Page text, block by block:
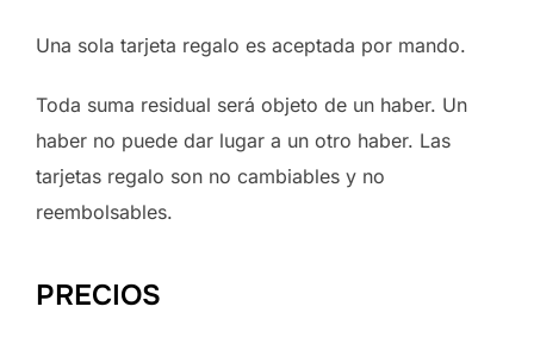
Una sola tarjeta regalo es aceptada por mando.
Toda suma residual será objeto de un haber. Un
haber no puede dar lugar a un otro haber. Las
tarjetas regalo son no cambiables y no
reembolsables.
PRECIOS